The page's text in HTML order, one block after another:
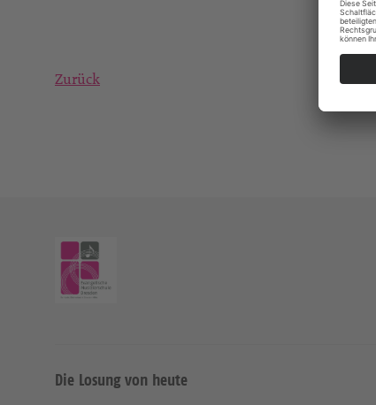
Zurück
Die Losung von heute